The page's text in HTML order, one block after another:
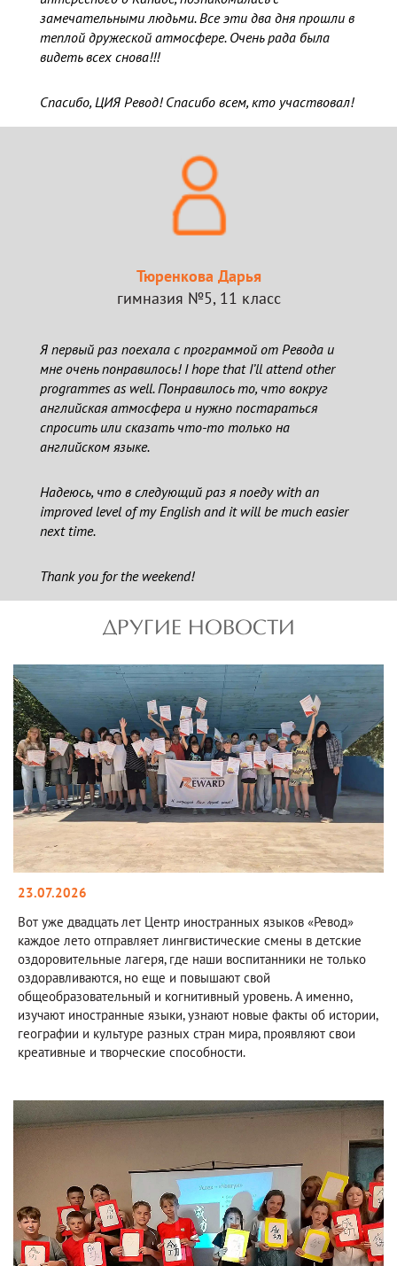
замечательными людьми. Все эти два дня прошли в
теплой дружеской атмосфере. Очень рада была
видеть всех снова!!!
Спасибо, ЦИЯ Ревод! Спасибо всем, кто участвовал!
Тюренкова Дарья
гимназия №5, 11 класс
Я первый раз поехала с программой от Ревода и
мне очень понравилось! I hope that I’ll attend other
programmes as well. Понравилось то, что вокруг
английская атмосфера и нужно постараться
спросить или сказать что-то только на
английском языке.
Надеюсь, что в следующий раз я поеду with an
improved level of my English and it will be much easier
next time.
Thank you for the weekend!
ДРУГИЕ НОВОСТИ
23.07.2026
Вот уже двадцать лет Центр иностранных языков «Ревод»
каждое лето отправляет лингвистические смены в детские
оздоровительные лагеря, где наши воспитанники не только
оздоравливаются, но еще и повышают свой
общеобразовательный и когнитивный уровень. А именно,
изучают иностранные языки, узнают новые факты об истории,
географии и культуре разных стран мира, проявляют свои
креативные и творческие способности.